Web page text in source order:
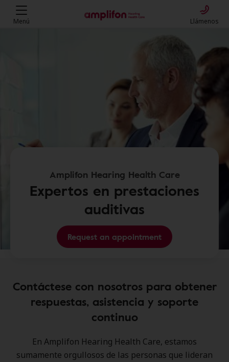
Menú Llámenos
Amplifon Hearing Health Care
Expertos en prestaciones
auditivas
Request an appointment
Contáctese con nosotros para obtener
respuestas, asistencia y soporte
continuo
En Amplifon Hearing Health Care, estamos
sumamente orgullosos de las personas que lideran